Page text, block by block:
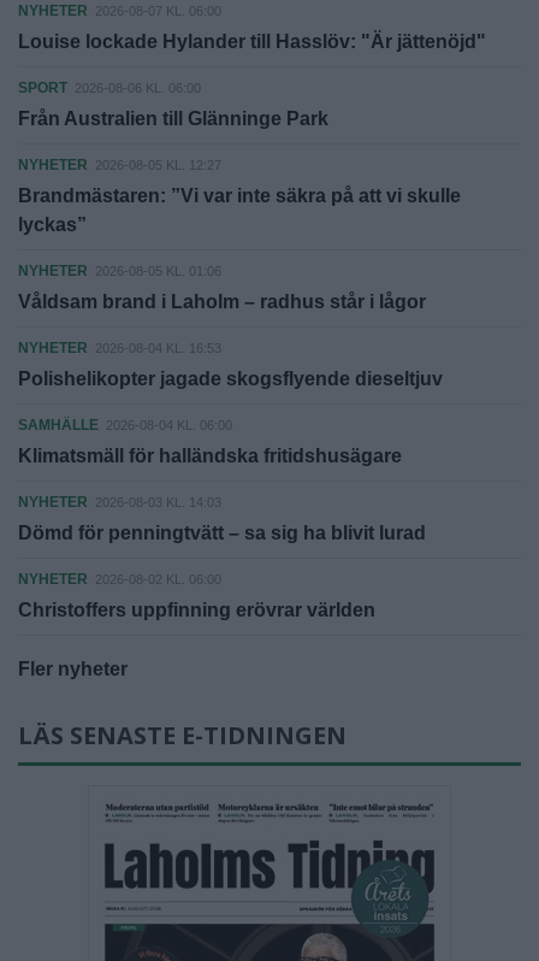
NYHETER 2026-08-07 KL. 06:00
Louise lockade Hylander till Hasslöv: "Är jättenöjd"
SPORT 2026-08-06 KL. 06:00
Från Australien till Glänninge Park
NYHETER 2026-08-05 KL. 12:27
Brandmästaren: ”Vi var inte säkra på att vi skulle
lyckas”
NYHETER 2026-08-05 KL. 01:06
Våldsam brand i Laholm – radhus står i lågor
NYHETER 2026-08-04 KL. 16:53
Polishelikopter jagade skogsflyende dieseltjuv
SAMHÄLLE 2026-08-04 KL. 06:00
Klimatsmäll för halländska fritidshusägare
NYHETER 2026-08-03 KL. 14:03
Dömd för penningtvätt – sa sig ha blivit lurad
NYHETER 2026-08-02 KL. 06:00
Christoffers uppfinning erövrar världen
Fler nyheter
LÄS SENASTE E-TIDNINGEN